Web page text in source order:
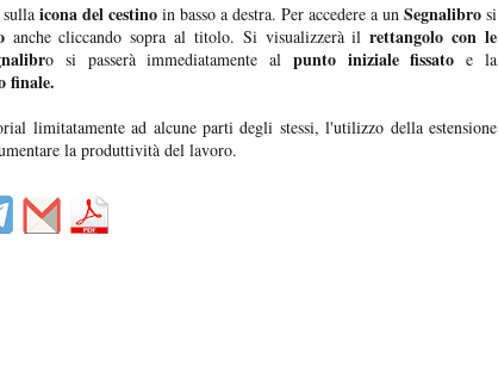
icona del cestino in basso a destra. Per accedere a un Segnalibro si
anche cliccando sopra al titolo. Si visualizzerà ilrettangolo con le
o si passerà immediatamente al punto iniziale fissatoe la
finale.
limitatamente ad alcune parti degli stessi, l'utilizzo della estensione
la produttività del lavoro.